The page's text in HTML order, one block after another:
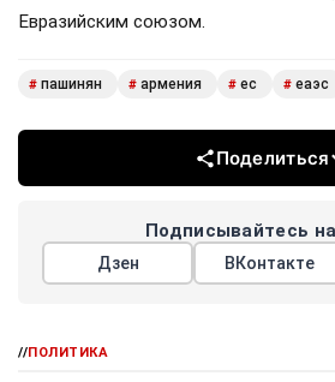
Евразийским союзом.
# пашинян # армения # ес # еаэс
Поделиться
Подписывайтесь
Дзен ВКонтакте
//ПОЛИТИКА